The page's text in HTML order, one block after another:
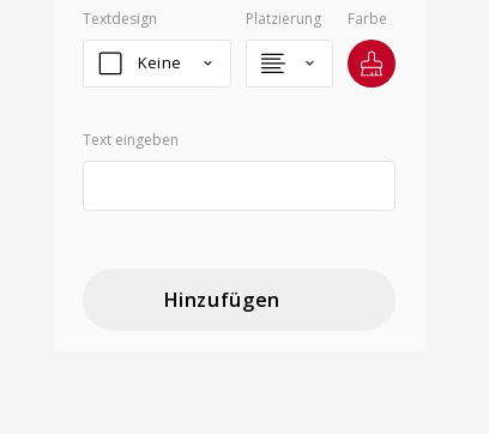
Textdesign
Keine keyboard_arrow_down
Platzierung
keyboard_arrow_down
Farbe
Text eingeben
Hinzufügen